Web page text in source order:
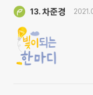
13.차준경